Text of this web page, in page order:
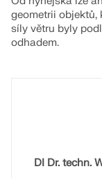
integrované v
přesnější
geometrii objektů,
síly větru byly
odhadem.
DI Dr. techn.